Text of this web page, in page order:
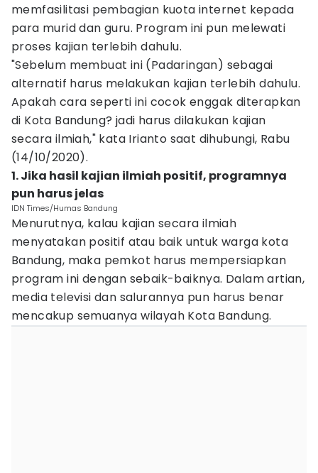
memfasilitasi pembagian kuota internet kepada
para murid dan guru. Program ini pun melewati
proses kajian terlebih dahulu.
"Sebelum membuat ini (Padaringan) sebagai
alternatif harus melakukan kajian terlebih dahulu.
Apakah cara seperti ini cocok enggak diterapkan
di Kota Bandung? jadi harus dilakukan kajian
secara ilmiah," kata Irianto saat dihubungi, Rabu
(14/10/2020).
1. Jika hasil kajian ilmiah positif, programnya
pun harus jelas
IDN Times/Humas Bandung
Menurutnya, kalau kajian secara ilmiah
menyatakan positif atau baik untuk warga kota
Bandung, maka pemkot harus mempersiapkan
program ini dengan sebaik-baiknya. Dalam artian,
media televisi dan salurannya pun harus benar
mencakup semuanya wilayah Kota Bandung.